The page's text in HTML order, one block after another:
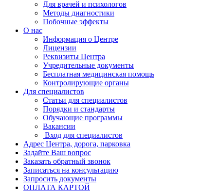
Для врачей и психологов
Методы диагностики
Побочные эффекты
О нас
Информация о Центре
Лицензии
Реквизиты Центра
Учредительные документы
Бесплатная медицинская помощь
Контролирующие органы
Для специалистов
Статьи для специалистов
Порядки и стандарты
Обучающие программы
Вакансии
Вход для специалистов
Адрес Центра, дорога, парковка
Задайте Ваш вопрос
Заказать обратный звонок
Записаться на консультацию
Запросить документы
ОПЛАТА КАРТОЙ